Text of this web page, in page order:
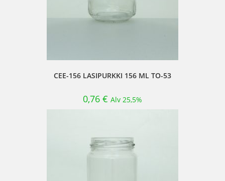
CEE-156 LASIPURKKI 156 ML TO-53
0,76 € Alv 25,5%